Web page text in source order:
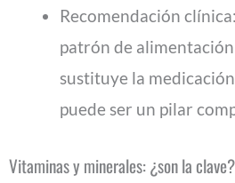
Recomendación
patrón de
sustituye la
puede ser un pilar
Vitaminas y minerales: ¿son la clave?